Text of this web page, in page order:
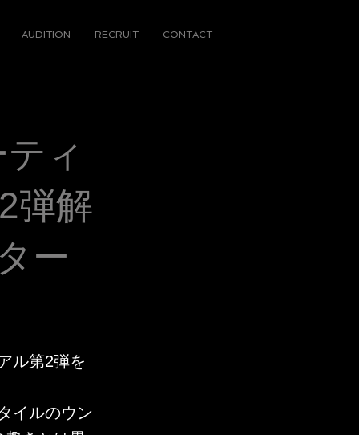
AUDITION RECRUIT CONTACT
ィ
弾解
ー
ル第2弾を
イルのウン